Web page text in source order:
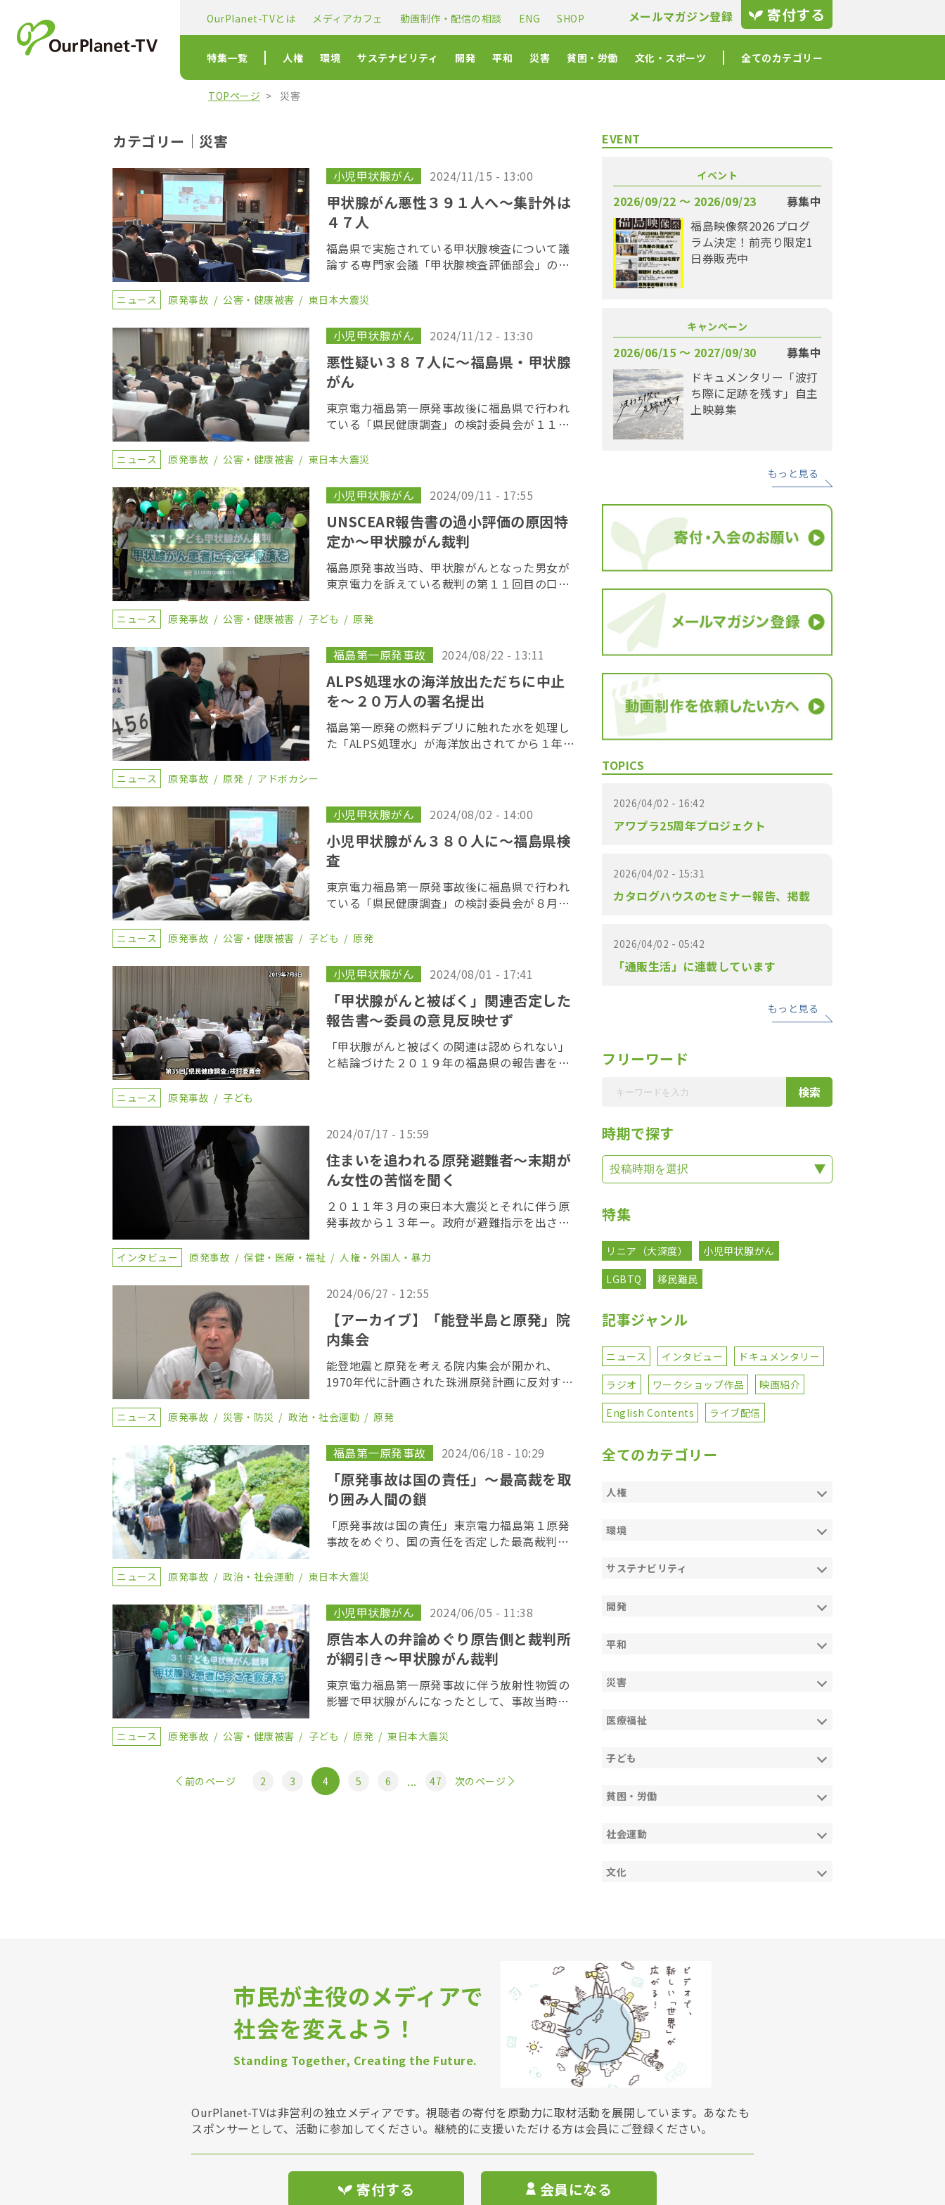
OurPlanet-TVとは メディアカフェ 動画制作・配信の相談 ENG SHOP メールマガジン登録 寄付する
特集一覧 人権 環境 サステナビリティ 開発 平和 災害 貧困・労働 文化・スポーツ 全てのカテゴリー
TOPページ 災害
カテゴリー｜災害
小児甲状腺がん 2024/11/15 - 13:00
甲状腺がん悪性３９１人へ〜集計外は
４７人
福島県で実施されている甲状腺検査について議
論する専門家会議「甲状腺検査評価部会」の第
た。「県民健康調査」検討委員会で公表されて
れた、甲状 […]
ニュース 原発事故 公害・健康被害 東日本大震災
小児甲状腺がん 2024/11/12 - 13:30
悪性疑い３８７人に〜福島県・甲状腺
がん
東京電力福島第一原発事故後に福島県で行われ
ている「県民健康調査」の検討委員会が１１月
腺がんの疑いと診断された。甲状腺がんと診断
れた２０１ […]
ニュース 原発事故 公害・健康被害 東日本大震災
小児甲状腺がん 2024/09/11 - 17:55
UNSCEAR報告書の過小評価の原因特
定か〜甲状腺がん裁判
福島原発事故当時、甲状腺がんとなった男女が
東京電力を訴えている裁判の第１１回目の口頭
た。裁判所から、全ての主張を出し尽くすよう
を提出した。 […]
ニュース 原発事故 公害・健康被害 子ども 原発
福島第一原発事故 2024/08/22 - 13:11
ALPS処理水の海洋放出ただちに中止
を〜２０万人の署名提出
福島第一原発の燃料デブリに触れた水を処理し
た「ALPS処理水」が海洋放出されてから１年。
ち […]
ニュース 原発事故 原発 アドボカシー
小児甲状腺がん 2024/08/02 - 14:00
小児甲状腺がん３８０人に〜福島県検
査
東京電力福島第一原発事故後に福島県で行われ
ている「県民健康調査」の検討委員会が８月２
たに発表された。この結果、新たに８人が甲状
た２０１８ […]
ニュース 原発事故 公害・健康被害 子ども 原発
小児甲状腺がん 2024/08/01 - 17:41
「甲状腺がんと被ばく」関連否定した
報告書〜委員の意見反映せず
「甲状腺がんと被ばくの関連は認められない」
と結論づけた２０１９年の福島県の報告書をめ
の […]
ニュース 原発事故 子ども
2024/07/17 - 15:59
住まいを追われる原発避難者～末期が
ん女性の苦悩を聞く
２０１１年３月の東日本大震災とそれに伴う原
発事故から１３年ー。政府が避難指示を出さな
者」に対し、自治体が立ち退きを求める裁判
年３月をもって […]
インタビュー 原発事故 保健・医療・福祉 人権・外国人・暴力
2024/06/27 - 12:55
【アーカイブ】「能登半島と原発」院
内集会
能登地震と原発を考える院内集会が開かれ、
1970年代に計画された珠洲原発計画に反対する
さん、当時の住民と電力会社側との攻防を取材
＊以下 […]
ニュース 原発事故 災害・防災 政治・社会運動 原発
福島第一原発事故 2024/06/18 - 10:29
「原発事故は国の責任」〜最高裁を取
り囲み人間の鎖
「原発事故は国の責任」東京電力福島第１原発
事故をめぐり、国の責任を否定した最高裁判決
被災者らが最高裁判所を取り囲む「人間の鎖
を求めるアク […]
ニュース 原発事故 政治・社会運動 東日本大震災
小児甲状腺がん 2024/06/05 - 11:38
原告本人の弁論めぐり原告側と裁判所
が綱引き〜甲状腺がん裁判
東京電力福島第一原発事故に伴う放射性物質の
影響で甲状腺がんになったとして、事故当時、
賠償を求めた「311子ども甲状腺がん裁判」の
所で開か […]
ニュース 原発事故 公害・健康被害 子ども 原発 東日本大震災
前のページ 2 3 4 5 6 ... 47 次のページ
EVENT
イベント
2026/09/22 〜 2026/09/23
募集中
福島映像祭2026プログ
ラム決定！前売り限定1
日券販売中
キャンペーン
2026/06/15 〜 2027/09/30
募集中
ドキュメンタリー「波打
ち際に足跡を残す」自主
上映募集
もっと見る
TOPICS
2026/04/02 - 16:42
アワプラ25周年プロジェクト
2026/04/02 - 15:31
カタログハウスのセミナー報告、掲載
2026/04/02 - 05:42
「通販生活」に連載しています
もっと見る
フリーワード
時期で探す
特集
リニア（大深度）
小児甲状腺がん
LGBTQ
移民難民
記事ジャンル
ニュース インタビュー
ドキュメンタリー
ラジオ
ワークショップ作品
映画紹介
English Contents
ライブ配信
全てのカテゴリー
人権
環境
サステナビリティ
開発
平和
災害
医療福祉
子ども
貧困・労働
社会運動
文化
市民が主役のメディアで
社会を変えよう！
Standing Together, Creating the Future.
OurPlanet-TVは非営利の独立メディアです。視聴者の寄付を原動力に取材活動を展開しています。あなたも
スポンサーとして、活動に参加してください。継続的に支援いただける方は会員にご登録ください。
寄付する 会員になる